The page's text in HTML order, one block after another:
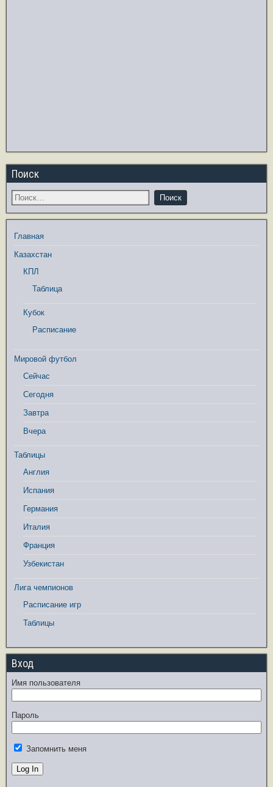
Поиск
Главная
Казахстан
КПЛ
Таблица
Кубок
Расписание
Мировой футбол
Сейчас
Сегодня
Завтра
Вчера
Таблицы
Англия
Испания
Германия
Италия
Франция
Узбекистан
Лига чемпионов
Расписание игр
Таблицы
Вход
Имя пользователя
Пароль
Запомнить меня